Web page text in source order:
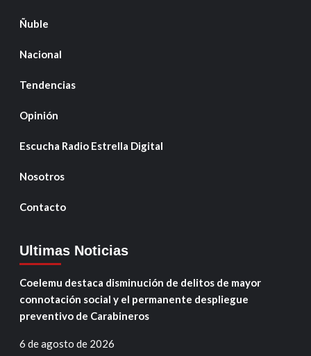
Ñuble
Nacional
Tendencias
Opinión
Escucha Radio Estrella Digital
Nosotros
Contacto
Ultimas Noticias
Coelemu destaca disminución de delitos de mayor
connotación social y el permanente despliegue
preventivo de Carabineros
6 de agosto de 2026